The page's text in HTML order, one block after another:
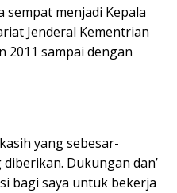
sempat menjadi Kepala
Jenderal Kementrian
2011 sampai dengan
yang sebesar-
Dukungan dan’
bagi saya untuk bekerja